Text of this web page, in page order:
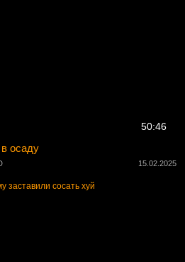
50:46
осаду
15.02.2025